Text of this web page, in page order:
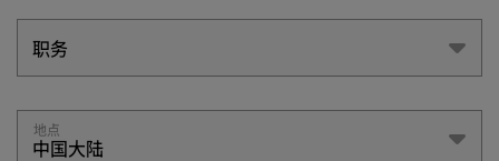
职务
职务
地点
中国大陆